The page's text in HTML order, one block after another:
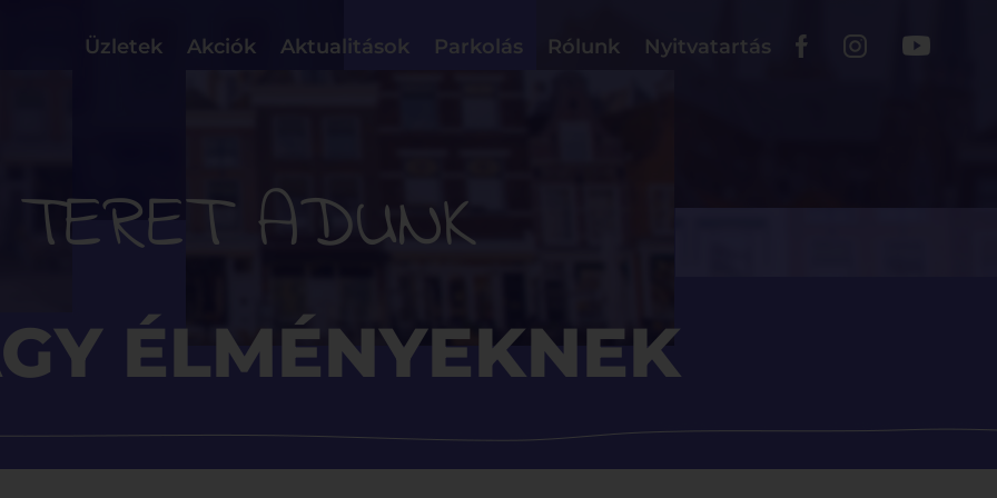
Üzletek Akciók Aktualitások Parkolás Rólunk Nyitvatartás
TERET ADUNK
ÉLMÉNYEKNEK